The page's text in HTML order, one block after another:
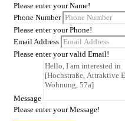
Please enter your Name!
Phone Number
Please enter your Phone!
Email Address
Please enter your valid Email!
Message
Please enter your Message!